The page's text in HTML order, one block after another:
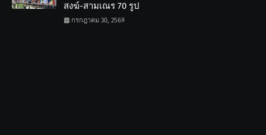
สงฆ์-สามเณร 70 รูป
กรกฎาคม 30, 2569